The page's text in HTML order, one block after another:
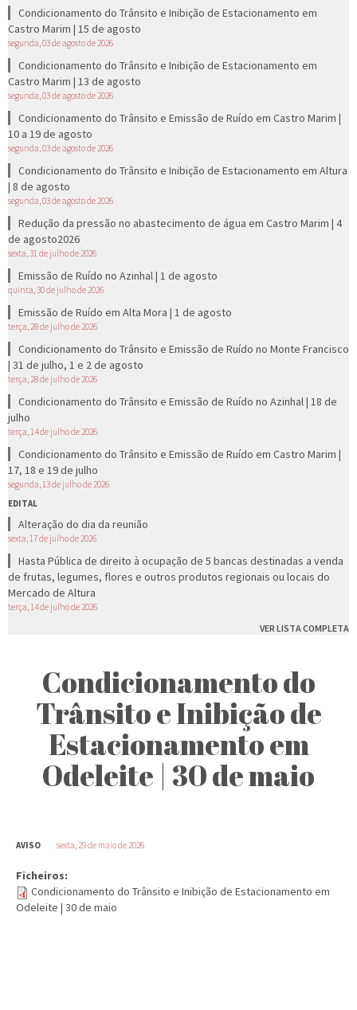
Condicionamento do Trânsito e Inibição de Estacionamento em
Castro Marim | 15 de agosto
segunda, 03 de agosto de 2026
Condicionamento do Trânsito e Inibição de Estacionamento em
Castro Marim | 13 de agosto
segunda, 03 de agosto de 2026
Condicionamento do Trânsito e Emissão de Ruído em Castro Marim |
10 a 19 de agosto
segunda, 03 de agosto de 2026
Condicionamento do Trânsito e Inibição de Estacionamento em Altura
| 8 de agosto
segunda, 03 de agosto de 2026
Redução da pressão no abastecimento de água em Castro Marim | 4
de agosto2026
sexta, 31 de julho de 2026
Emissão de Ruído no Azinhal | 1 de agosto
quinta, 30 de julho de 2026
Emissão de Ruído em Alta Mora | 1 de agosto
terça, 28 de julho de 2026
Condicionamento do Trânsito e Emissão de Ruído no Monte Francisco
| 31 de julho, 1 e 2 de agosto
terça, 28 de julho de 2026
Condicionamento do Trânsito e Emissão de Ruído no Azinhal | 18 de
julho
terça, 14 de julho de 2026
Condicionamento do Trânsito e Emissão de Ruído em Castro Marim |
17, 18 e 19 de julho
segunda, 13 de julho de 2026
EDITAL
Alteração do dia da reunião
sexta, 17 de julho de 2026
Hasta Pública de direito à ocupação de 5 bancas destinadas a venda
de frutas, legumes, flores e outros produtos regionais ou locais do
Mercado de Altura
terça, 14 de julho de 2026
VER LISTA COMPLETA
Condicionamento do
Trânsito e Inibição de
Estacionamento em
Odeleite | 30 de maio
AVISO sexta, 29 de maio de 2026
Ficheiros:
Condicionamento do Trânsito e Inibição de Estacionamento em
Odeleite | 30 de maio